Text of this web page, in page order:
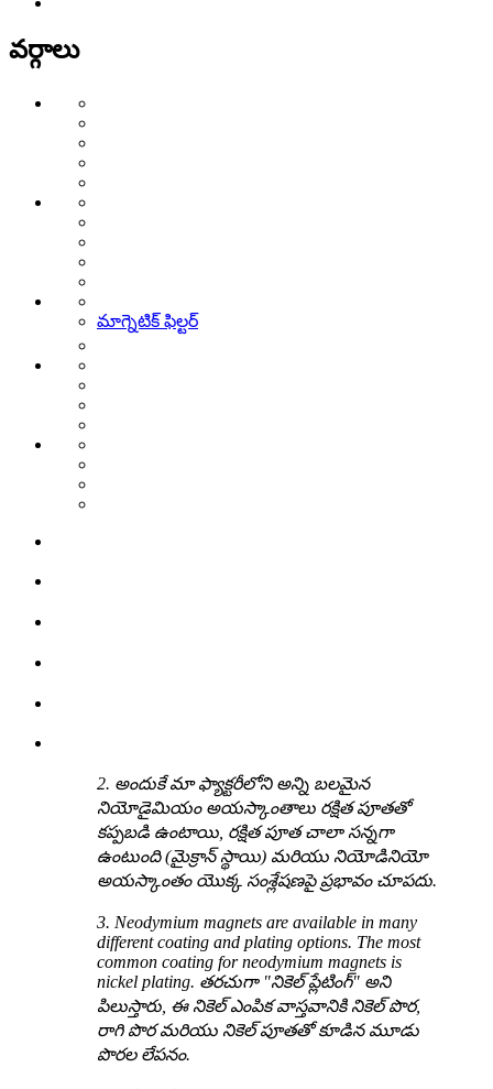
వర్గాలు
మాగ్నెటిక్ ఫిల్టర్
2. అందుకే మా ఫ్యాక్టరీలోని అన్ని బలమైన
నియోడైమియం అయస్కాంతాలు రక్షిత పూతతో
కప్పబడి ఉంటాయి, రక్షిత పూత చాలా సన్నగా
ఉంటుంది (మైక్రాన్ స్థాయి) మరియు నియోడినియో
అయస్కాంతం యొక్క సంశ్లేషణపై ప్రభావం చూపదు.
3. Neodymium magnets are available in many
different coating and plating options. The most
common coating for neodymium magnets is
nickel plating. తరచుగా "నికెల్ ప్లేటింగ్" అని
పిలుస్తారు, ఈ నికెల్ ఎంపిక వాస్తవానికి నికెల్ పొర,
రాగి పొర మరియు నికెల్ పూతతో కూడిన మూడు
పొరల లేపనం.